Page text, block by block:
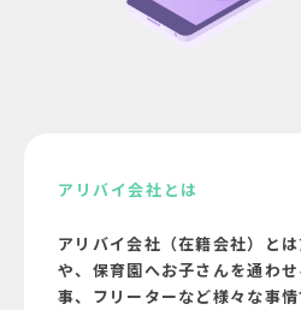
アリバイ会社とは
アリバイ会社（在籍会社）と
や、保育園へお子さんを通わ
事、フリーターなど様々な事